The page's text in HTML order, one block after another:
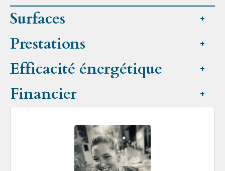
Surfaces +
Prestations +
Efficacité énergétique +
Financier +